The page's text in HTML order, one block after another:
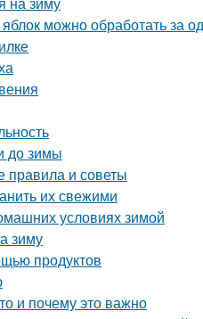
можно обработать за
до зимы
правила и советы
их свежими
условиях зимой
зиму
продуктов
и почему это важно